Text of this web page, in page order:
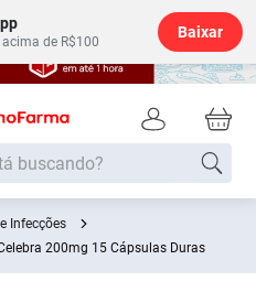
de R$100
Baixar
Infecções
200mg 15 Cápsulas Duras